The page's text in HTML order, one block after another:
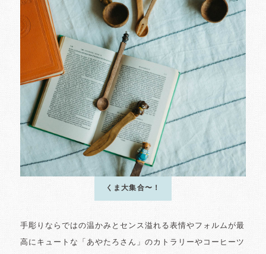
くま大集合〜！
手彫りならではの温かみとセンス溢れる表情やフォルムが最
高にキュートな「あやたろさん」のカトラリーやコーヒーツ